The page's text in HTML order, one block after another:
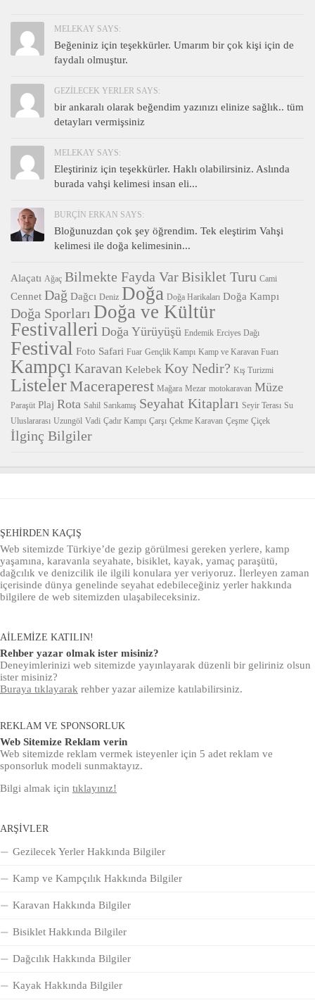
MELEKAY SAYS:
Beğeniniz için teşekkürler. Umarım bir çok kişi için de
faydalı olmuştur.
GEZILECEK YERLER SAYS:
bir ankaralı olarak beğendim yazınızı elinize sağlık.. tüm
detayları vermişsiniz
MELEKAY SAYS:
Eleştiriniz için teşekkürler. Haklı olabilirsiniz. Aslında
burada vahşi kelimesi insan eli...
BURÇIN ERKAN SAYS:
Bloğunuzdan çok şey öğrendim. Tek eleştirim Vahşi
kelimesi ile doğa kelimesinin...
Alaçatı Ağaç Bilmekte Fayda VarBisiklet Turu Cami
Cennet Dağ Dağcı Deniz Doğa Doğa Harikaları Doğa Kampı
Doğa Sporları Doğa ve Kültür
Festivalleri Doğa Yürüyüşü Endemik Erciyes Dağı
Festival Foto Safari Fuar Gençlik Kampı Kamp ve Karavan Fuarı
Kampçı Karavan Kelebek Koy Nedir? Kış Turizmi
ListelerMaceraperest Mağara Mezar motokaravan Müze
Paraşüt Plaj Rota Sahil Sarıkamış Seyahat Kitapları Seyir Terası Su
Uluslararası Uzungöl Vadi Çadır Kampı Çarşı Çekme Karavan Çeşme Çiçek
İlginç Bilgiler
ŞEHIRDEN KAÇIŞ
Web sitemizde Türkiye’de gezip görülmesi gereken yerlere, kamp
yaşamına, karavanla seyahate, bisiklet, kayak, yamaç paraşütü,
dağcılık ve denizcilik ile ilgili konulara yer veriyoruz. İlerleyen zaman
içerisinde dünya genelinde seyahat edebileceğiniz yerler hakkında
bilgilere de web sitemizden ulaşabileceksiniz.
AILEMIZE KATILIN!
Rehber yazar olmak ister misiniz?
Deneyimlerinizi web sitemizde yayınlayarak düzenli bir geliriniz olsun
ister misiniz?
Buraya tıklayarak rehber yazar ailemize katılabilirsiniz.
REKLAM VE SPONSORLUK
Web Sitemize Reklam verin
Web sitemizde reklam vermek isteyenler için 5 adet reklam ve
sponsorluk modeli sunmaktayız.
Bilgi almak için tıklayınız!
ARŞIVLER
Gezilecek Yerler Hakkında Bilgiler
Kamp ve Kampçılık Hakkında Bilgiler
Karavan Hakkında Bilgiler
Bisiklet Hakkında Bilgiler
Dağcılık Hakkında Bilgiler
Kayak Hakkında Bilgiler